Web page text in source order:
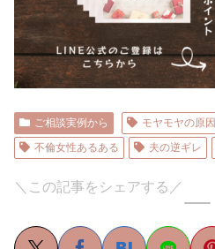
ご相談実例から モヤモヤの原因
不倫女性あるある
夫の逆ギレ
＼この記事をシェアする／